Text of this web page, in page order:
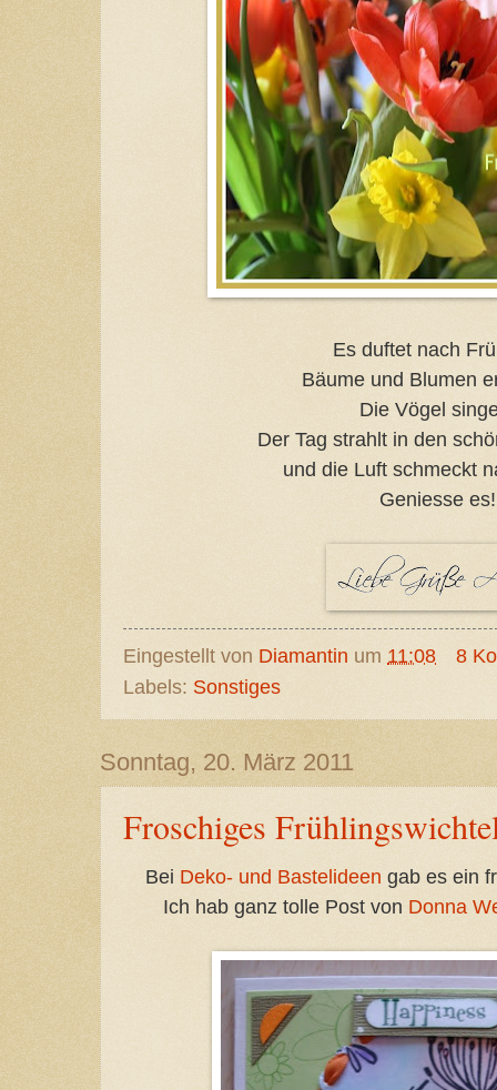
Es duftet nach
Bäume und Blumen
Die Vögel
Der Tag strahlt in den
und die Luft schmeckt
Geniesse es!
Eingestellt von Diamantin um 11:08
8
Labels: Sonstiges
Sonntag, 20. März 2011
Froschiges
Bei Deko- und Bastelideen gab es ein
Ich hab ganz tolle Post von Donna